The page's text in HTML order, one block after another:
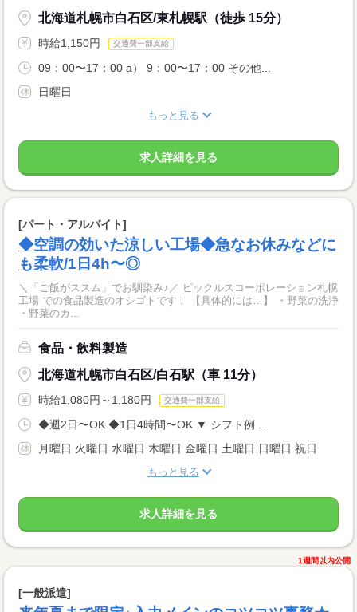
北海道札幌市白石区/東札幌駅（徒歩 15分）
時給1,150円 交通費一部支給
09：00〜17：00 a） 9：00〜17：00 その他...
日曜日
もっと見る
求人詳細を見る
[パート・アルバイト]
◆空調の効いた涼しい工場◆急なお休みなどに
も柔軟/1日4h〜◎
＼「ご飯がススム」でお馴染み♪／ ピックルスコーポレーション札幌
工場 での食品製造のオシゴトです！ 【具体的には…】 ・野菜の洗浄
・野菜のカ...
食品・飲料製造
北海道札幌市白石区/白石駅（車 11分）
時給1,080円～1,180円 交通費一部支給
◆週2日〜OK ◆1日4時間〜OK ▼ シフト例 ...
月曜日 火曜日 水曜日 木曜日 金曜日 土曜日 日曜日 祝日
もっと見る
求人詳細を見る
1週間以内公開
[一般派遣]